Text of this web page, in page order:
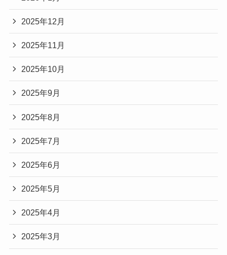
2025年12月
2025年11月
2025年10月
2025年9月
2025年8月
2025年7月
2025年6月
2025年5月
2025年4月
2025年3月